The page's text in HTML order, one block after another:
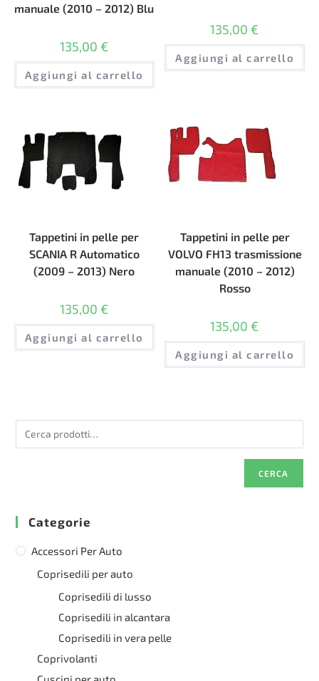
manuale (2010 – 2012) Blu
135,00 €
Aggiungi al carrello
135,00 €
Aggiungi al carrello
Tappetini in pelle per
SCANIA R Automatico
(2009 – 2013) Nero
135,00 €
Aggiungi al carrello
Tappetini in pelle per
VOLVO FH13 trasmissione
manuale (2010 – 2012)
Rosso
135,00 €
Aggiungi al carrello
CERCA
Categorie
Accessori Per Auto
Coprisedili per auto
Coprisedili di lusso
Coprisedili in alcantara
Coprisedili in vera pelle
Coprivolanti